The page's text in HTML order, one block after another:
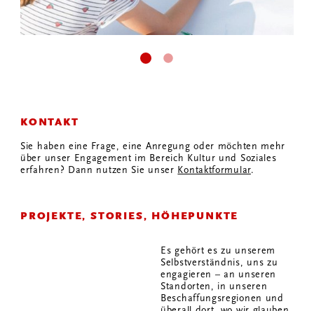
KONTAKT
Sie haben eine Frage, eine Anregung oder möchten mehr
über unser Engagement im Bereich Kultur und Soziales
erfahren? Dann nutzen Sie unser Kontaktformular.
PROJEKTE, STORIES, HÖHEPUNKTE
Es gehört es zu unserem
Selbstverständnis, uns zu
engagieren – an unseren
Standorten, in unseren
Beschaffungsregionen und